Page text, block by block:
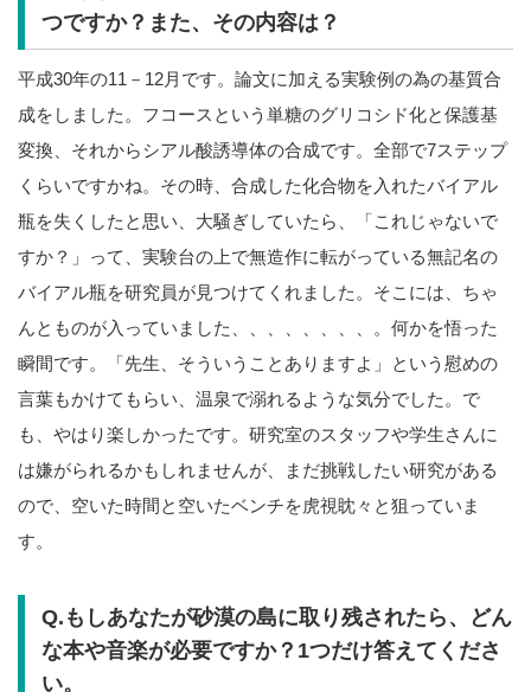
つですか？また、その内容は？
平成30年の11－12月です。論文に加える実験例の為の基質合
成をしました。フコースという単糖のグリコシド化と保護基
変換、それからシアル酸誘導体の合成です。全部で7ステップ
くらいですかね。その時、合成した化合物を入れたバイアル
瓶を失くしたと思い、大騒ぎしていたら、「これじゃないで
すか？」って、実験台の上で無造作に転がっている無記名の
バイアル瓶を研究員が見つけてくれました。そこには、ちゃ
んとものが入っていました、、、、、、、、。何かを悟った
瞬間です。「先生、そういうことありますよ」という慰めの
言葉もかけてもらい、温泉で溺れるような気分でした。で
も、やはり楽しかったです。研究室のスタッフや学生さんに
は嫌がられるかもしれませんが、まだ挑戦したい研究がある
ので、空いた時間と空いたベンチを虎視眈々と狙っていま
す。
Q.もしあなたが砂漠の島に取り残されたら、どん
な本や音楽が必要ですか？1つだけ答えてくださ
い。